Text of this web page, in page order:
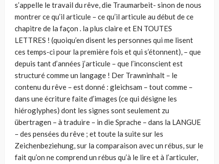
s’appelle le travail du rêve, die Traumarbeit- sinon de nous
montrer ce qu’il articule – ce qu’il articule au début de ce
chapitre de la façon . la plus claire et EN TOUTES
LETTRES ! (quoiqu’en disent les personnes qui me lisent
ces temps-ci pour la première fois et qui s’étonnent), – que
depuis tant d’années j’articule – que l’inconscient est
structuré comme un langage ! Der Trawninhalt – le
contenu du rêve – est donné : gleichsam – tout comme –
dans une écriture faite d’images (ce qui désigne les
hiéroglyphes) dont les signes sont seulement zu
übertragen – à traduire – in die Sprache – dans la LANGUE
– des pensées du rêve ; et toute la suite sur les
Zeichenbeziehung, sur la comparaison avec un rébus, sur le
fait qu’on ne comprend un rébus qu’à le lire et à l’articuler,